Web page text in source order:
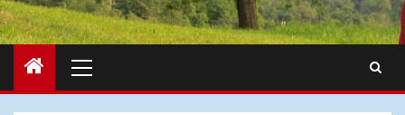
Menu